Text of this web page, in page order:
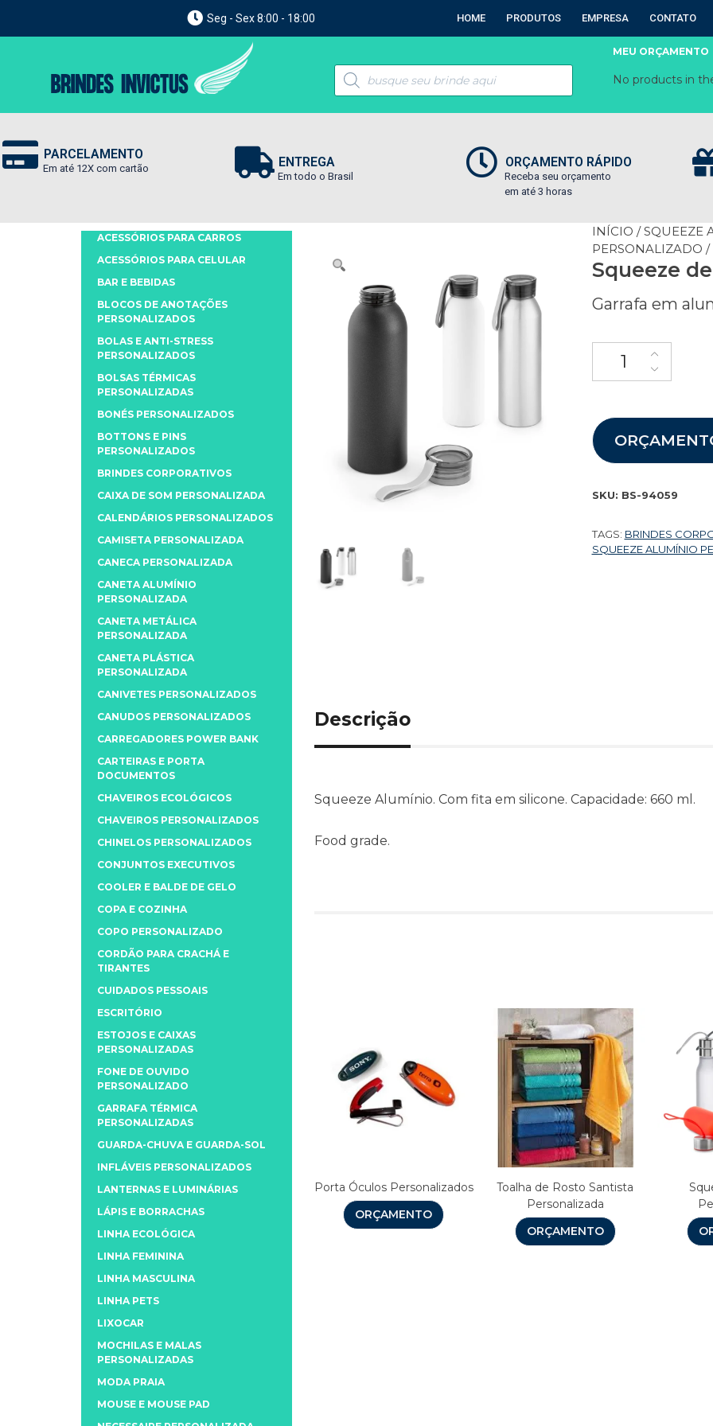
Seg - Sex 8:00 - 18:00 HOME PRODUTOS EMPRESA CONTATO
MEU ORÇAMENTO
No products in
PARCELAMENTO
Em até 12X com cartão ENTREGA
Em todo o Brasil
ORÇAMENTO RÁPIDO
Receba seu orçamento
em até 3 horas
INÍCIO /SQUEEZE
PERSONALIZADO /
Squeeze
Garrafa em
SKU: BS-94059
TAGS: BRINDES
SQUEEZE ALUMÍNIO
Descrição
Squeeze Alumínio. Com fita em silicone. Capacidade: 660 ml.
Food grade.
Porta Óculos Personalizados
ORÇAMENTO
Toalha de Rosto Santista
Personalizada
ORÇAMENTO
ACESSÓRIOS PARA CARROS
ACESSÓRIOS PARA CELULAR
BAR E BEBIDAS
BLOCOS DE ANOTAÇÕES
PERSONALIZADOS
BOLAS E ANTI-STRESS
PERSONALIZADOS
BOLSAS TÉRMICAS
PERSONALIZADAS
BONÉS PERSONALIZADOS
BOTTONS E PINS
PERSONALIZADOS
BRINDES CORPORATIVOS
CAIXA DE SOM PERSONALIZADA
CALENDÁRIOS PERSONALIZADOS
CAMISETA PERSONALIZADA
CANECA PERSONALIZADA
CANETA ALUMÍNIO
PERSONALIZADA
CANETA METÁLICA
PERSONALIZADA
CANETA PLÁSTICA
PERSONALIZADA
CANIVETES PERSONALIZADOS
CANUDOS PERSONALIZADOS
CARREGADORES POWER BANK
CARTEIRAS E PORTA
DOCUMENTOS
CHAVEIROS ECOLÓGICOS
CHAVEIROS PERSONALIZADOS
CHINELOS PERSONALIZADOS
CONJUNTOS EXECUTIVOS
COOLER E BALDE DE GELO
COPA E COZINHA
COPO PERSONALIZADO
CORDÃO PARA CRACHÁ E
TIRANTES
CUIDADOS PESSOAIS
ESCRITÓRIO
ESTOJOS E CAIXAS
PERSONALIZADAS
FONE DE OUVIDO
PERSONALIZADO
GARRAFA TÉRMICA
PERSONALIZADAS
GUARDA-CHUVA E GUARDA-SOL
INFLÁVEIS PERSONALIZADOS
LANTERNAS E LUMINÁRIAS
LÁPIS E BORRACHAS
LINHA ECOLÓGICA
LINHA FEMININA
LINHA MASCULINA
LINHA PETS
LIXOCAR
MOCHILAS E MALAS
PERSONALIZADAS
MODA PRAIA
MOUSE E MOUSE PAD